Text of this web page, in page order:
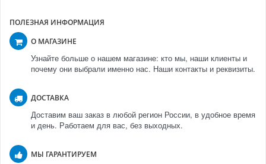
ПОЛЕЗНАЯ ИНФОРМАЦИЯ
О МАГАЗИНЕ
Узнайте больше о нашем магазине: кто мы, наши клиенты и
почему они выбрали именно нас. Наши контакты и реквизиты.
ДОСТАВКА
Доставим ваш заказ в любой регион России, в удобное время
и день. Работаем для вас, без выходных.
МЫ ГАРАНТИРУЕМ